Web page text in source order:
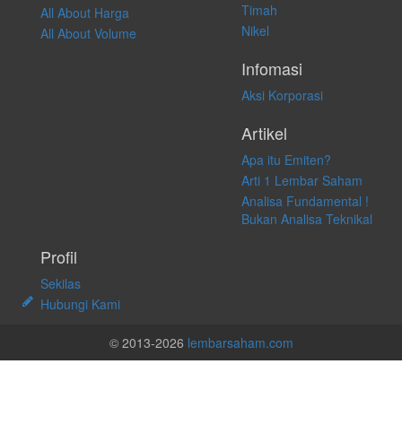
All About Harga
All About Volume
Timah
Nikel
Infomasi
Aksi Korporasi
Artikel
Apa itu Emiten?
Arti 1 Lembar Saham
Analisa Fundamental !
Bukan Analisa Teknikal
Profil
Sekilas
Hubungi Kami
© 2013-2026 lembarsaham.com